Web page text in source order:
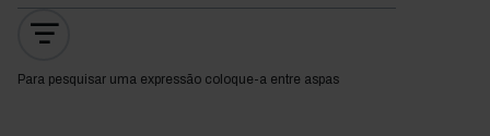
Para pesquisar uma expressão coloque-a entre aspas